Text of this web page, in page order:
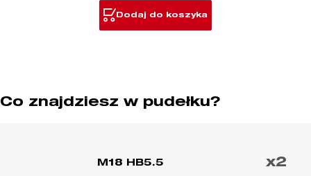
SDS-
Plus
odsysaczem
Dodaj do koszyka
Co znajdziesz w pudełku?
M18 HB5.5 x2